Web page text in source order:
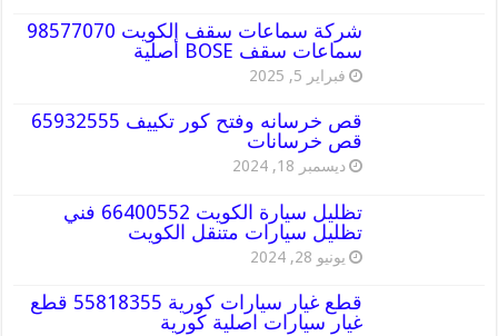
شركة سماعات سقف الكويت 98577070
سماعات سقف BOSE أصلية
فبراير 5, 2025
قص خرسانه وفتح كور تكييف 65932555
قص خرسانات
ديسمبر 18, 2024
تظليل سيارة الكويت 66400552 فني
تظليل سيارات متنقل الكويت
يونيو 28, 2024
قطع غيار سيارات كورية 55818355 قطع
غيار سيارات اصلية كورية